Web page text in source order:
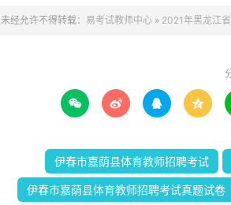
未经允许不得转载： 易考试教师中心 » 2021年黑龙江
   
伊春市嘉荫县体育教师招聘考试
伊春市嘉荫县体育教师招聘考试真题试卷